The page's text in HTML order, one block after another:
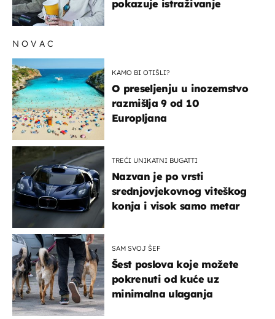
pokazuje istraživanje
NOVAC
KAMO BI OTIŠLI?
O preseljenju u inozemstvo
razmišlja 9 od 10
Europljana
TREĆI UNIKATNI BUGATTI
Nazvan je po vrsti
srednjovjekovnog viteškog
konja i visok samo metar
SAM SVOJ ŠEF
Šest poslova koje možete
pokrenuti od kuće uz
minimalna ulaganja